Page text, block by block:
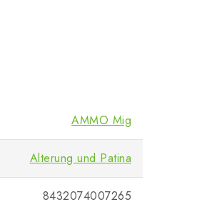
AMMO Mig
Alterung und Patina
8432074007265